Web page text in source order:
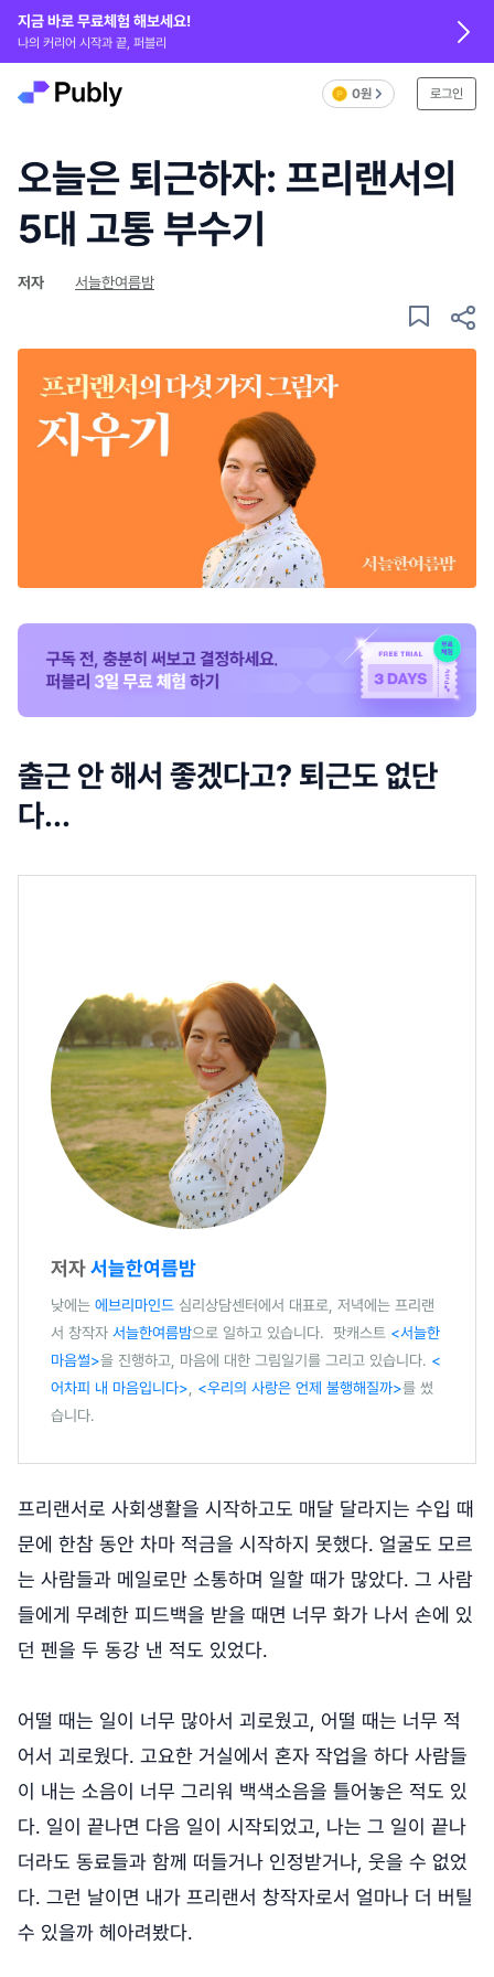
지금 바로 무료체험 해보세요!
나의 커리어 시작과 끝, 퍼블리
0원 로그인
오늘은 퇴근하자: 프리랜서의
5대 고통 부수기
저자 서늘한여름밤
출근 안 해서 좋겠다고? 퇴근도 없단
다...
저자서늘한여름밤
낮에는 에브리마인드 심리상담센터에서 대표로, 저녁에는 프리랜
서 창작자 서늘한여름밤으로 일하고 있습니다. 팟캐스트 <서늘한
마음썰>을 진행하고, 마음에 대한 그림일기를 그리고 있습니다. <
어차피 내 마음입니다>
<우리의 사랑은 언제 불행해질까>를 썼
습니다.
프리랜서로 사회생활을 시작하고도 매달 달라지는 수입 때
문에 한참 동안 차마 적금을 시작하지 못했다. 얼굴도 모르
는 사람들과 메일로만 소통하며 일할 때가 많았다. 그 사람
들에게 무례한 피드백을 받을 때면 너무 화가 나서 손에 있
던 펜을 두 동강 낸 적도 있었다.
어떨 때는 일이 너무 많아서 괴로웠고, 어떨 때는 너무 적
어서 괴로웠다. 고요한 거실에서 혼자 작업을 하다 사람들
이 내는 소음이 너무 그리워 백색소음을 틀어놓은 적도 있
다. 일이 끝나면 다음 일이 시작되었고, 나는 그 일이 끝나
더라도 동료들과 함께 떠들거나 인정받거나, 웃을 수 없었
다. 그런 날이면 내가 프리랜서 창작자로서 얼마나 더 버틸
수 있을까 헤아려봤다.